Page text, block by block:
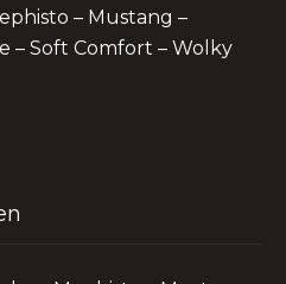
– Mustang –
– Soft Comfort – Wolky